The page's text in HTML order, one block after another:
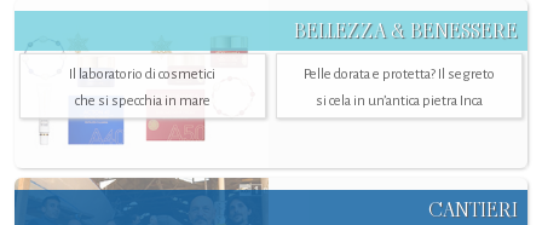
BELLEZZA & BENESSERE
Il laboratorio di cosmetici
che si specchia in mare
Pelle dorata e protetta? Il segreto
si cela in un’antica pietra Inca
CANTIERI